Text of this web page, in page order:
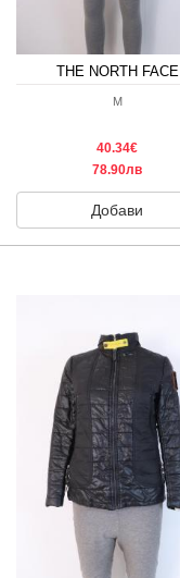
THE NORTH FACE
M
40.34€
78.90лв
Добави